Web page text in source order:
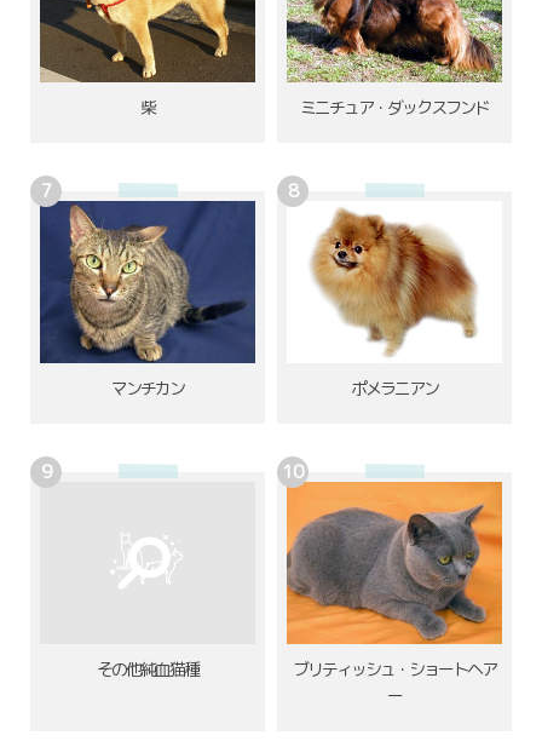
柴 ミニチュア・ダックスフンド
マンチカン ポメラニアン
その他純血猫種
ブリティッシュ・ショートヘア
ー